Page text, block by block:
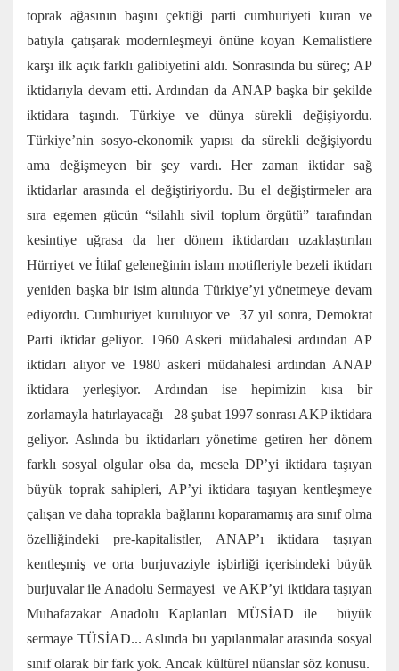
toprak ağasının başını çektiği parti cumhuriyeti kuran ve
batıyla çatışarak modernleşmeyi önüne koyan Kemalistlere
karşı ilk açık farklı galibiyetini aldı. Sonrasında bu süreç; AP
iktidarıyla devam etti. Ardından da ANAP başka bir şekilde
iktidara taşındı. Türkiye ve dünya sürekli değişiyordu.
Türkiye’nin sosyo-ekonomik yapısı da sürekli değişiyordu
ama değişmeyen bir şey vardı. Her zaman iktidar sağ
iktidarlar arasında el değiştiriyordu. Bu el değiştirmeler ara
sıra egemen gücün “silahlı sivil toplum örgütü” tarafından
kesintiye uğrasa da her dönem iktidardan uzaklaştırılan
Hürriyet ve İtilaf geleneğinin islam motifleriyle bezeli iktidarı
yeniden başka bir isim altında Türkiye’yi yönetmeye devam
ediyordu. Cumhuriyet kuruluyor ve 37 yıl sonra, Demokrat
Parti iktidar geliyor. 1960 Askeri müdahalesi ardından AP
iktidarı alıyor ve 1980 askeri müdahalesi ardından ANAP
iktidara yerleşiyor. Ardından ise hepimizin kısa bir
zorlamayla hatırlayacağı 28 şubat 1997 sonrası AKP iktidara
geliyor. Aslında bu iktidarları yönetime getiren her dönem
farklı sosyal olgular olsa da, mesela DP’yi iktidara taşıyan
büyük toprak sahipleri, AP’yi iktidara taşıyan kentleşmeye
çalışan ve daha toprakla bağlarını koparamamış ara sınıf olma
özelliğindeki pre-kapitalistler, ANAP’ı iktidara taşıyan
kentleşmiş ve orta burjuvaziyle işbirliği içerisindeki büyük
burjuvalar ile Anadolu Sermayesi ve AKP’yi iktidara taşıyan
Muhafazakar Anadolu Kaplanları MÜSİAD ile büyük
sermaye TÜSİAD... Aslında bu yapılanmalar arasında sosyal
sınıf olarak bir fark yok. Ancak kültürel nüanslar söz konusu.